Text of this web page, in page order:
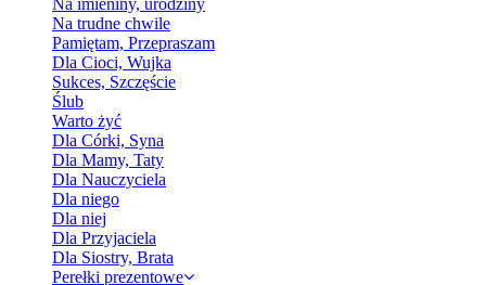
Na imieniny, urodziny
Na trudne chwile
Pamiętam, Przepraszam
Dla Cioci, Wujka
Sukces, Szczęście
Ślub
Warto żyć
Dla Córki, Syna
Dla Mamy, Taty
Dla Nauczyciela
Dla niego
Dla niej
Dla Przyjaciela
Dla Siostry, Brata
Perełki prezentowe